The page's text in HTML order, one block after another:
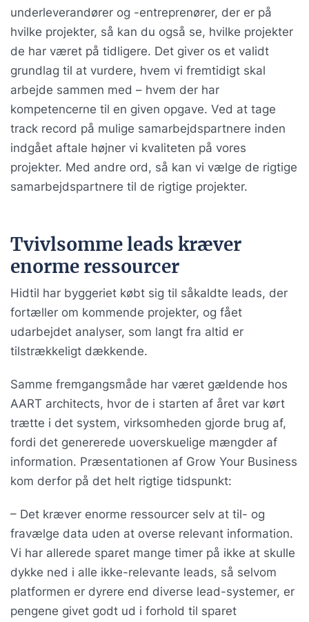
underleverandører og -entreprenører, der er på
hvilke projekter, så kan du også se, hvilke projekter
de har været på tidligere. Det giver os et validt
grundlag til at vurdere, hvem vi fremtidigt skal
arbejde sammen med – hvem der har
kompetencerne til en given opgave. Ved at tage
track record på mulige samarbejdspartnere inden
indgået aftale højner vi kvaliteten på vores
projekter. Med andre ord, så kan vi vælge de rigtige
samarbejdspartnere til de rigtige projekter.
Tvivlsomme leads kræver
enorme ressourcer
Hidtil har byggeriet købt sig til såkaldte leads, der
fortæller om kommende projekter, og fået
udarbejdet analyser, som langt fra altid er
tilstrækkeligt dækkende.
Samme fremgangsmåde har været gældende hos
AART architects, hvor de i starten af året var kørt
trætte i det system, virksomheden gjorde brug af,
fordi det genererede uoverskuelige mængder af
information. Præsentationen af Grow Your Business
kom derfor på det helt rigtige tidspunkt:
– Det kræver enorme ressourcer selv at til- og
fravælge data uden at overse relevant information.
Vi har allerede sparet mange timer på ikke at skulle
dykke ned i alle ikke-relevante leads, så selvom
platformen er dyrere end diverse lead-systemer, er
pengene givet godt ud i forhold til sparet